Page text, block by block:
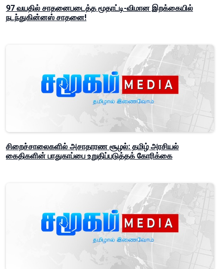
97 வயதில் சாதனைபடைத்த மூதாட்டி-விமான இறக்கையில்
நடந்துகின்னஸ் சாதனை!
சிறைச்சாலைகளில் அசாதாரண சூழல்: தமிழ் அரசியல்
கைதிகளின் பாதுகாப்பை உறுதிப்படுத்தக் கோரிக்கை